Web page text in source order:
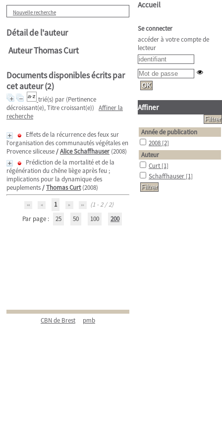
Nouvelle recherche
Détail de l'auteur
Auteur Thomas Curt
Documents disponibles écrits par
cet auteur (2)
trié(s) par (Pertinence
décroissant(e), Titre croissant(e)) Affiner la
recherche
Effets de la récurrence des feux sur
l'organisation des communautés végétales en
Provence siliceuse/Alice Schaffhauser (2008)
Prédiction de la mortalité et de la
régénération du chêne liège après feu ;
implications pour la dynamique des
peuplements/Thomas Curt(2008)
1
(1 - 2 / 2)
Par page :
25 50 100 200
CBN de Brest pmb
Accueil
Se connecter
accéder à votre compte de
lecteur
Affiner
Année de publication
2008 [2]
Auteur
Curt [1]
Schaffhauser [1]